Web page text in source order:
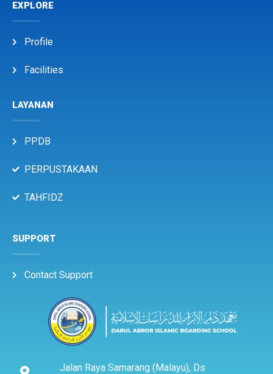
EXPLORE
Profile
Facilities
LAYANAN
PPDB
PERPUSTAKAAN
TAHFIDZ
SUPPORT
Contact Support
Jalan Raya Samarang (Malayu), Ds